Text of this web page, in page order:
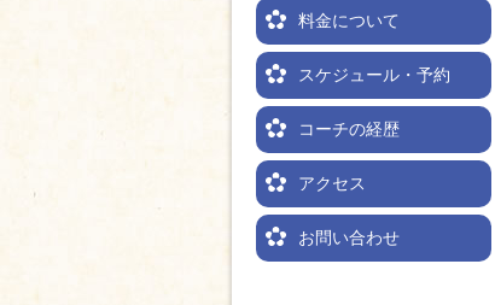
料金について
スケジュール・予約
コーチの経歴
アクセス
お問い合わせ